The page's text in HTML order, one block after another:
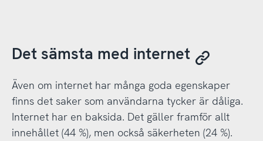
Det sämsta med internet
Även om internet har många goda egenskaper
finns det saker som användarna tycker är dåliga.
Internet har en baksida. Det gäller framför allt
innehållet (44 %), men också säkerheten (24 %).